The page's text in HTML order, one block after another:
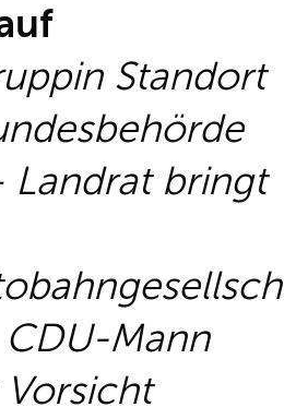
LINKS
SEITE
REDEN
Standort
Landrat bringt
Mann